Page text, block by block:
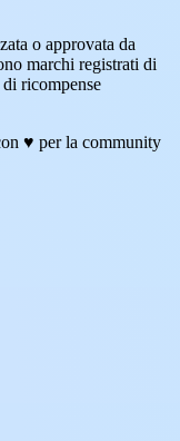
o approvata da
marchi registrati di
ricompense
♥ per la community